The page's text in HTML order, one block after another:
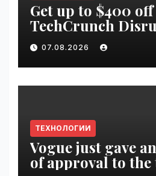
Get up to $400
TechCrunch
pass until
VseTime.ru
07.08.2026
ТЕХНОЛОГИИ
Vogue just gave
of approval to